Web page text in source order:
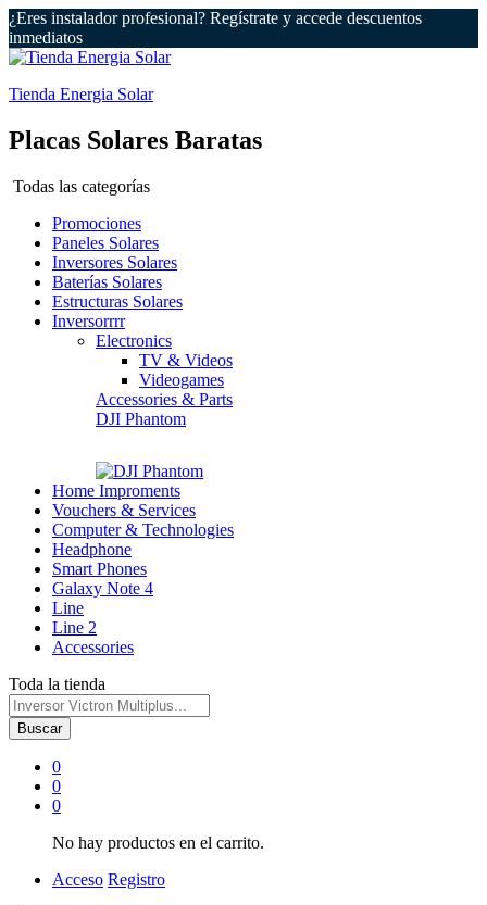
¿Eres instalador profesional? Regístrate y accede descuentos
inmediatos
Tienda Energia Solar
Placas Solares Baratas
Todas las categorías
Promociones
Paneles Solares
Inversores Solares
Baterías Solares
Estructuras Solares
Inversorrrr
Electronics
TV & Videos
Videogames
Accessories & Parts
DJI Phantom
Home Improments
Vouchers & Services
Computer & Technologies
Headphone
Smart Phones
Galaxy Note 4
Line
Line 2
Accessories
Toda la tienda
Buscar
0
0
0
No hay productos en el carrito.
Acceso Registro